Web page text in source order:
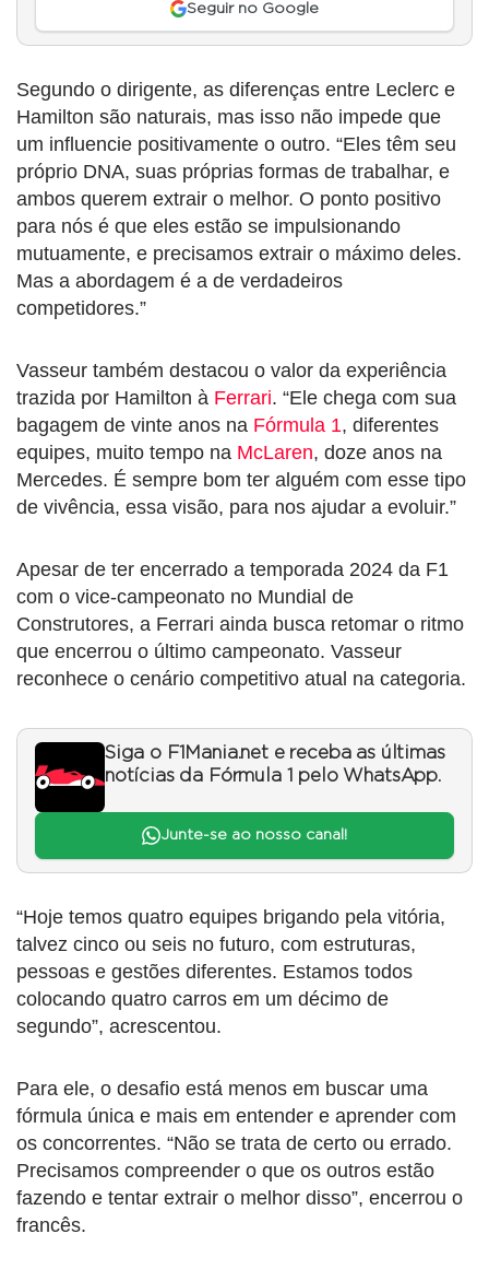
Seguir no Google
Segundo o dirigente, as diferenças entre Leclerc e
Hamilton são naturais, mas isso não impede que
um influencie positivamente o outro. “Eles têm seu
próprio DNA, suas próprias formas de trabalhar, e
ambos querem extrair o melhor. O ponto positivo
para nós é que eles estão se impulsionando
mutuamente, e precisamos extrair o máximo deles.
Mas a abordagem é a de verdadeiros
competidores.”
Vasseur também destacou o valor da experiência
trazida por Hamilton à Ferrari. “Ele chega com sua
bagagem de vinte anos na Fórmula 1, diferentes
equipes, muito tempo na McLaren, doze anos na
Mercedes. É sempre bom ter alguém com esse tipo
de vivência, essa visão, para nos ajudar a evoluir.”
Apesar de ter encerrado a temporada 2024 da F1
com o vice-campeonato no Mundial de
Construtores, a Ferrari ainda busca retomar o ritmo
que encerrou o último campeonato. Vasseur
reconhece o cenário competitivo atual na categoria.
Siga o F1Mania.net e receba as últimas
notícias da Fórmula 1 pelo WhatsApp.
Junte-se ao nosso canal!
“Hoje temos quatro equipes brigando pela vitória,
talvez cinco ou seis no futuro, com estruturas,
pessoas e gestões diferentes. Estamos todos
colocando quatro carros em um décimo de
segundo”, acrescentou.
Para ele, o desafio está menos em buscar uma
fórmula única e mais em entender e aprender com
os concorrentes. “Não se trata de certo ou errado.
Precisamos compreender o que os outros estão
fazendo e tentar extrair o melhor disso”, encerrou o
francês.